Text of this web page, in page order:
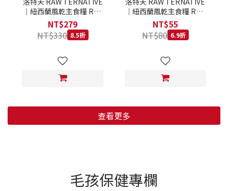
｜紐西蘭風乾主食糧 RT3
羊肉 142g｜風乾主食糧 羊
肉 全齡犬 狗飼料
NT$279
NT$330 8.5折
｜紐西蘭風乾主食糧 RT1
牛肉 25g｜風乾主食糧 牛
肉 全齡犬 狗飼料
NT$55
NT$80 6.9折
查看更多
毛孩保健專欄